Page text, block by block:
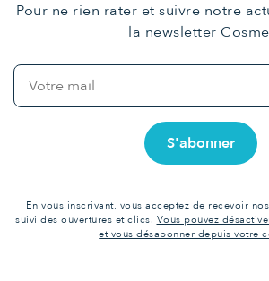
Pour ne rien rater et suivre notre
la newsletter
En vous inscrivant, vous acceptez de recevoir
suivi des ouvertures et clics. Vous pouvez
et vous désabonner depuis votre